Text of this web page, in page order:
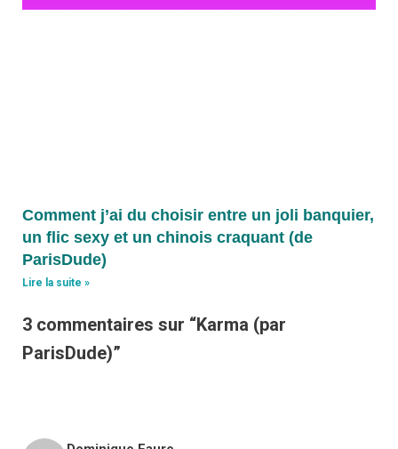
Comment j’ai du choisir entre un joli banquier,
un flic sexy et un chinois craquant (de
ParisDude)
Lire la suite »
3 commentaires sur “Karma (par
ParisDude)”